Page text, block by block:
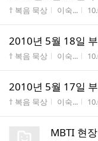
게시판명
† 복음 묵상 작성자
이숙... 작
2010년 5월 18일
게시판명
† 복음 묵상 작성자
이숙... 작
2010년 5월 17일
게시판명
† 복음 묵상 작성자
이숙... 작
MBTI 현